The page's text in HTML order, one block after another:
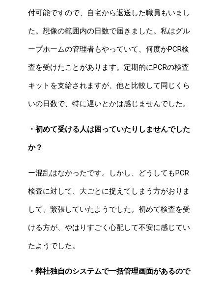
付可能ですので、自宅から返送した職員もいまし
た。想像の範囲内の日数で届きました。私はグル
ープホームの管理者もやっていて、何度かPCR検
査を受けたことがあります。定期的にPCRの検査
キットを支給されますが、他と比較して同じくら
いの日数で、特に遅いとかは感じませんでした。
・初めて受ける人は困っていたりしませんでした
か？
ー混乱はなかったです。しかし、どうしてもPCR
検査に対して、大ごとに捉えてしまう方がおりま
して、緊張していたようでした。初めて検査を受
ける方が、やはりすごく心配して不安に感じてい
たようでした。
・弊社独自のシステムで一括管理画面があるので